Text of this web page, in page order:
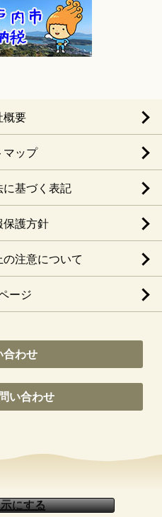
概要
マップ
に基づく表記
保護方針
注意について
ージ
合わせ
い合わせ